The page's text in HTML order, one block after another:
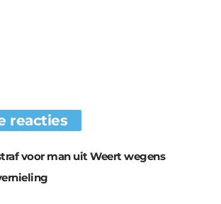
reacties
voor man uit Weert wegens